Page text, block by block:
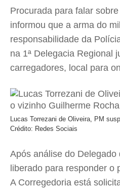
Procurada para falar
informou que a arma do
responsabilidade da
na 1ª Delegacia Regional
carregadores, local para
Lucas Torrezani de Oliveira, PM
Crédito: Redes Sociais
Após análise do
liberado para responder o
A Corregedoria está